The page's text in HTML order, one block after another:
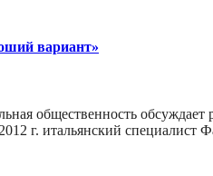
вариант»
общественность
г. итальянский специалист